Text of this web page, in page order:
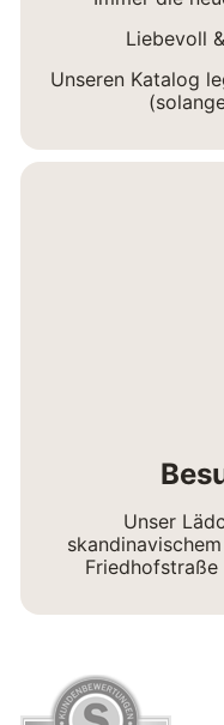
Liebevoll
Unseren Katalog
Unser
Friedhofstraße